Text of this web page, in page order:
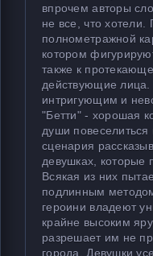
впрочем авторы
не все, что
полнометражной
котором
также к
действующие
интригующим и
"Бетти" - хорошая
души
сценария
девушках, которые
Всякая из них
подлинным
героини владеют
крайне высоким
разрешает им не
города. Девушки